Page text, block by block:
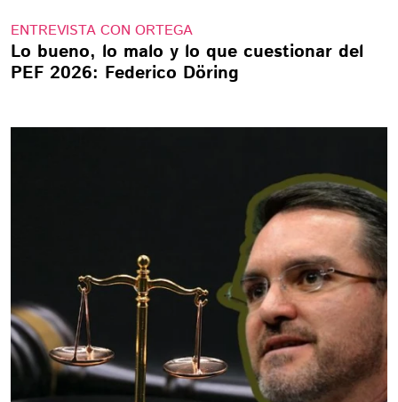
ENTREVISTA CON ORTEGA
Lo bueno, lo malo y lo que cuestionar del
PEF 2026: Federico Döring